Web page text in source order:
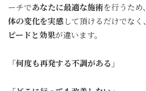
ーチであなたに最適な施術を行うため、
体の変化を実感して頂けるだけでなく、
ピードと効果が違います。
「何度も再発する不調がある」